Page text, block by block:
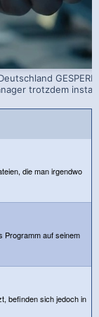
trotzdem
die man irgendwo
Programm auf seinem
befinden sich jedoch in